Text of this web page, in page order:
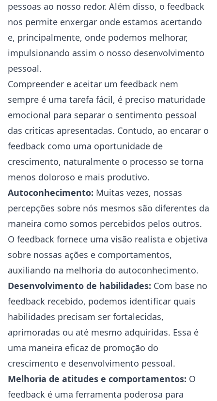
pessoas ao nosso redor. Além disso, o feedback
nos permite enxergar onde estamos acertando
e, principalmente, onde podemos melhorar,
impulsionando assim o nosso desenvolvimento
pessoal.
Compreender e aceitar um feedback nem
sempre é uma tarefa fácil, é preciso maturidade
emocional para separar o sentimento pessoal
das criticas apresentadas. Contudo, ao encarar o
feedback como uma oportunidade de
crescimento, naturalmente o processo se torna
menos doloroso e mais produtivo.
Autoconhecimento: Muitas vezes, nossas
percepções sobre nós mesmos são diferentes da
maneira como somos percebidos pelos outros.
O feedback fornece uma visão realista e objetiva
sobre nossas ações e comportamentos,
auxiliando na melhoria do autoconhecimento.
Desenvolvimento de habilidades: Com base no
feedback recebido, podemos identificar quais
habilidades precisam ser fortalecidas,
aprimoradas ou até mesmo adquiridas. Essa é
uma maneira eficaz de promoção do
crescimento e desenvolvimento pessoal.
Melhoria de atitudes e comportamentos: O
feedback é uma ferramenta poderosa para